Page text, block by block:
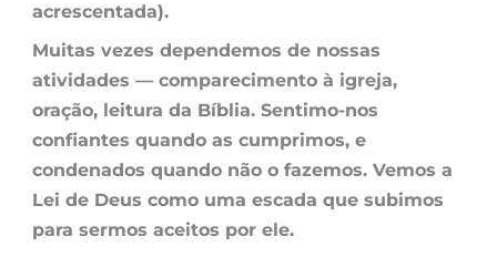
acrescentada).
Muitas vezes dependemos de nossas
atividades — comparecimento à igreja,
oração, leitura da Bíblia. Sentimo-nos
confiantes quando as cumprimos, e
condenados quando não o fazemos. Vemos a
Lei de Deus como uma escada que subimos
para sermos aceitos por ele.